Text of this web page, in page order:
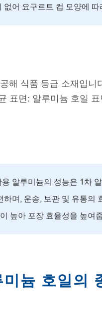
어 요구르트 컵 모양에
해 식품 등급 소재입
표면: 알루미늄 호일
알루미늄의 성능은 1차
며, 운송, 보관 및 유통의
높아 포장 효율성을 높여
늄 호일의